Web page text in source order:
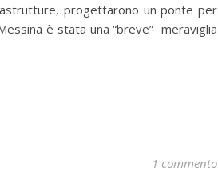
progettarono un ponte per
è stata una “breve” meraviglia
1 commento